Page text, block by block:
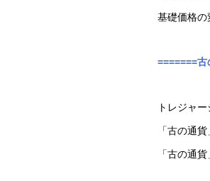
基礎価格の
=======
トレジャ
「古の通
「古の通